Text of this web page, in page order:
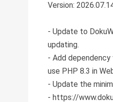
Version:
- Update to
updating.
- Add dependency
use PHP 8.3 in
- Update the
- https://